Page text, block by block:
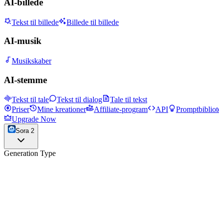
AI-billede
Tekst til billede Billede til billede
AI-musik
Musikskaber
AI-stemme
Tekst til tale Tekst til dialog
Tale til tekst
Priser
Mine kreationer Affiliate-program API
Upgrade Now
Sora 2
Generation Type